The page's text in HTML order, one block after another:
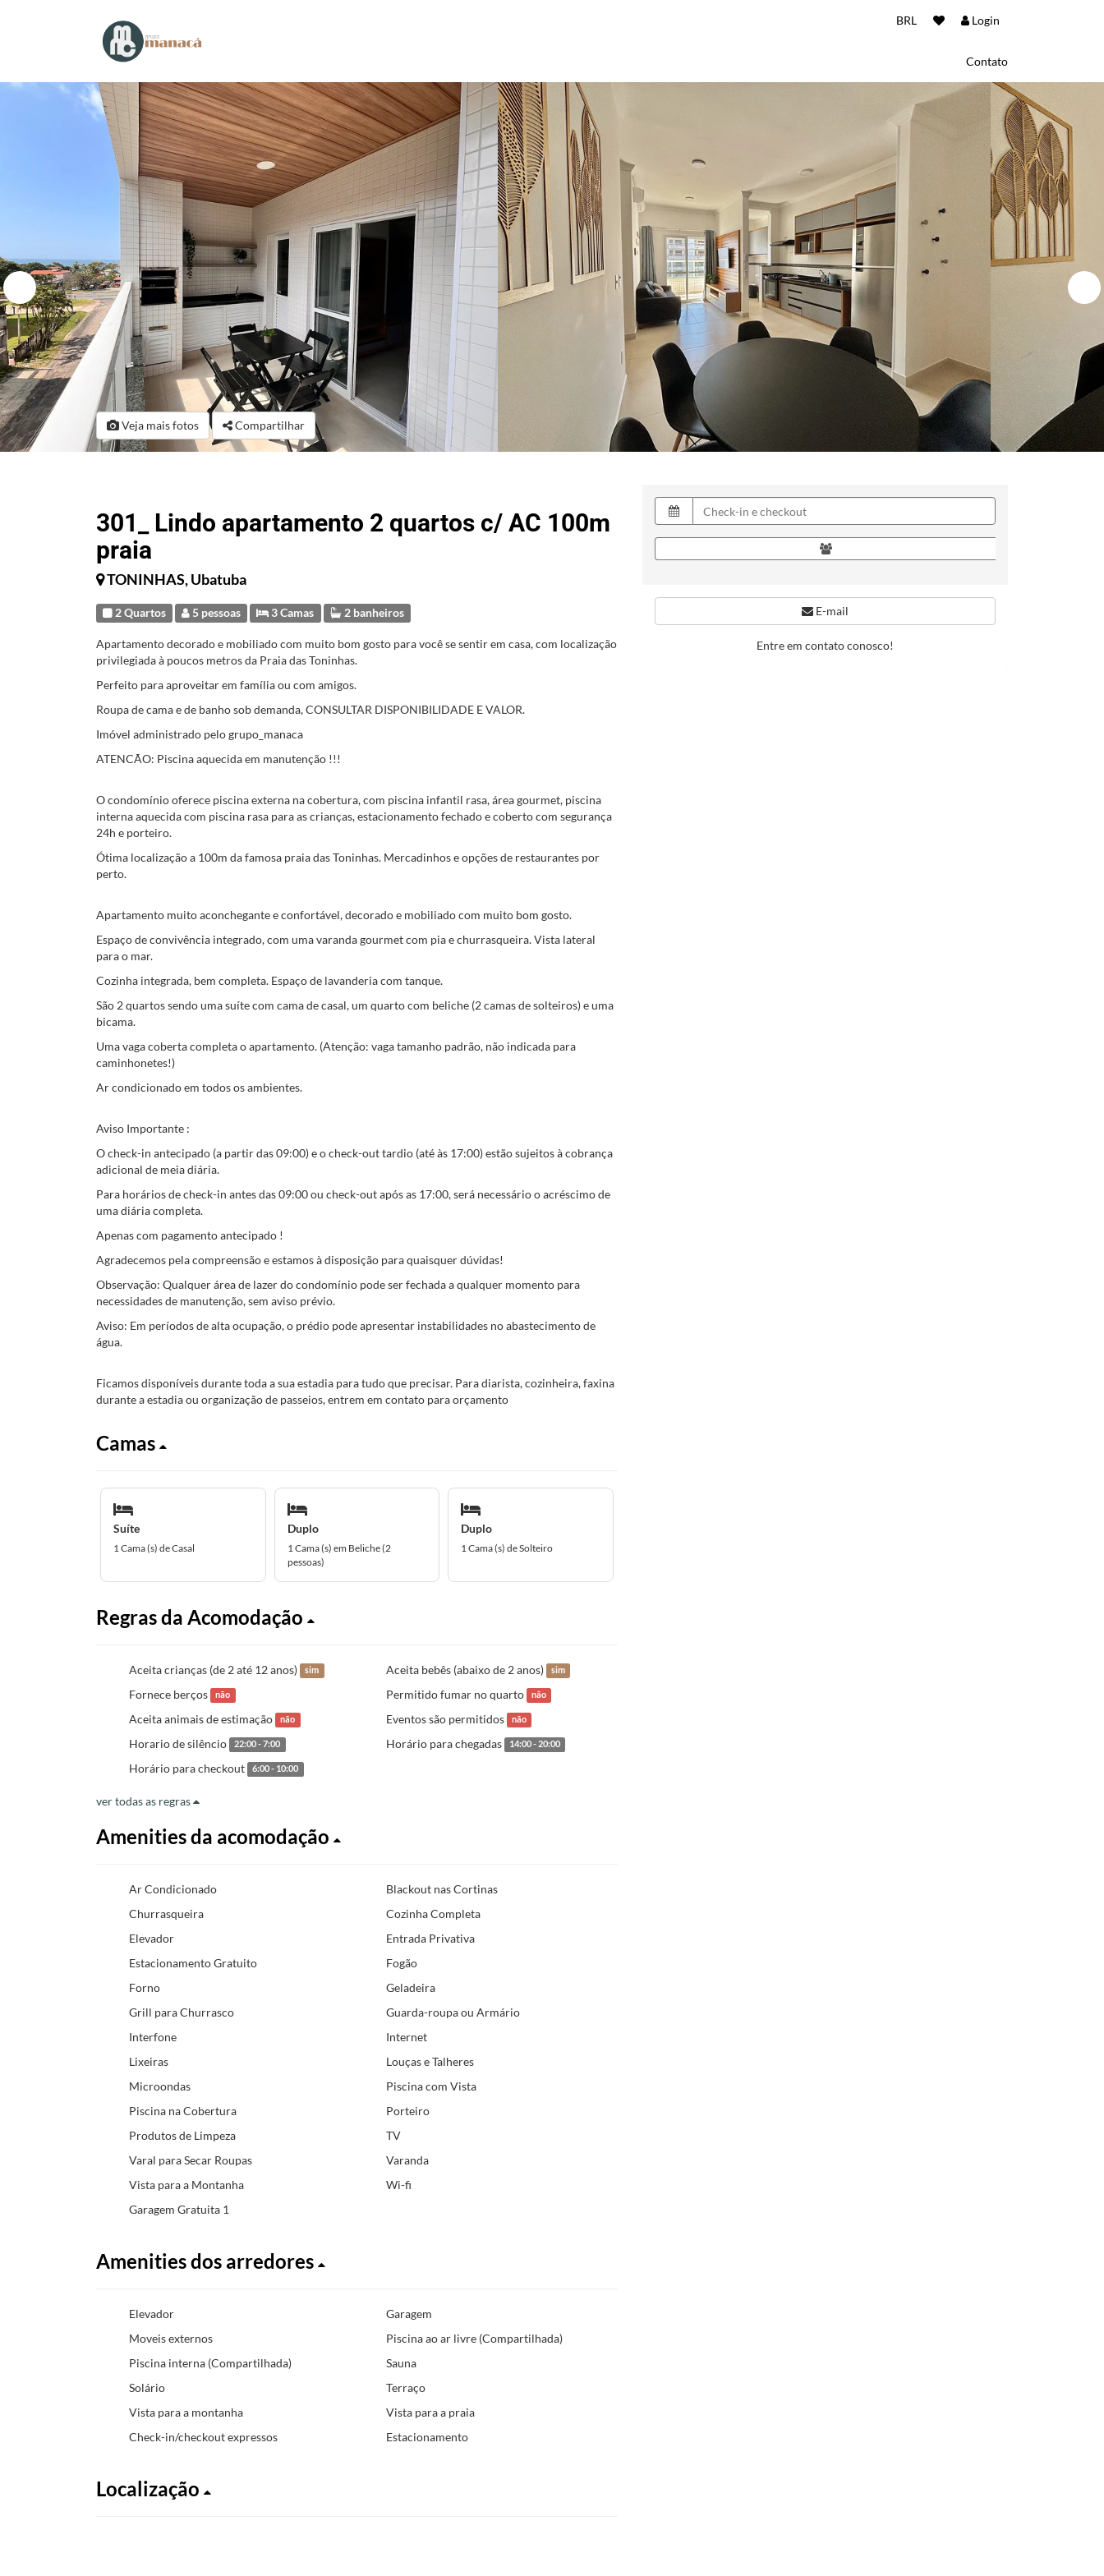
BRL Login
Contato
Veja mais fotos Compartilhar
301_ Lindo apartamento 2 quartos c/ AC 100m
praia
TONINHAS, Ubatuba
2 Quartos 5 pessoas 3 Camas 2 banheiros
Apartamento decorado e mobiliado com muito bom gosto para você se sentir em casa, com localização
privilegiada à poucos metros da Praia das Toninhas.
Perfeito para aproveitar em família ou com amigos.
Roupa de cama e de banho sob demanda, CONSULTAR DISPONIBILIDADE E VALOR.
Imóvel administrado pelo grupo_manaca
ATENCÃO: Piscina aquecida em manutenção !!!
O condomínio oferece piscina externa na cobertura, com piscina infantil rasa, área gourmet, piscina
interna aquecida com piscina rasa para as crianças, estacionamento fechado e coberto com segurança
24h e porteiro.
Ótima localização a 100m da famosa praia das Toninhas. Mercadinhos e opções de restaurantes por
perto.
Apartamento muito aconchegante e confortável, decorado e mobiliado com muito bom gosto.
Espaço de convivência integrado, com uma varanda gourmet com pia e churrasqueira. Vista lateral
para o mar.
Cozinha integrada, bem completa. Espaço de lavanderia com tanque.
São 2 quartos sendo uma suíte com cama de casal, um quarto com beliche (2 camas de solteiros) e uma
bicama.
Uma vaga coberta completa o apartamento. (Atenção: vaga tamanho padrão, não indicada para
caminhonetes!)
Ar condicionado em todos os ambientes.
Aviso Importante :
O check-in antecipado (a partir das 09:00) e o check-out tardio (até às 17:00) estão sujeitos à cobrança
adicional de meia diária.
Para horários de check-in antes das 09:00 ou check-out após as 17:00, será necessário o acréscimo de
uma diária completa.
Apenas com pagamento antecipado !
Agradecemos pela compreensão e estamos à disposição para quaisquer dúvidas!
Observação: Qualquer área de lazer do condomínio pode ser fechada a qualquer momento para
necessidades de manutenção, sem aviso prévio.
Aviso: Em períodos de alta ocupação, o prédio pode apresentar instabilidades no abastecimento de
água.
Ficamos disponíveis durante toda a sua estadia para tudo que precisar. Para diarista, cozinheira, faxina
durante a estadia ou organização de passeios, entrem em contato para orçamento
Camas
Suíte
1 Cama (s) de Casal
Duplo
1 Cama (s) em Beliche (2
pessoas)
Duplo
1 Cama (s) de Solteiro
Regras da Acomodação
Aceita crianças (de 2 até 12 anos) sim Aceita bebês (abaixo de 2 anos) sim
Fornece berços não Permitido fumar no quarto não
Aceita animais de estimação não Eventos são permitidos não
Horario de silêncio 22:00 - 7:00 Horário para chegadas 14:00 - 20:00
Horário para checkout 6:00 - 10:00
ver todas as regras
Amenities da acomodação
Ar Condicionado
Blackout nas Cortinas
Churrasqueira
Cozinha Completa
Elevador
Entrada Privativa
Estacionamento Gratuito
Fogão
Forno
Geladeira
Grill para Churrasco
Guarda-roupa ou Armário
Interfone
Internet
Lixeiras
Louças e Talheres
Microondas
Piscina com Vista
Piscina na Cobertura
Porteiro
Produtos de Limpeza
TV
Varal para Secar Roupas
Varanda
Vista para a Montanha
Wi-fi
Garagem Gratuita 1
Amenities dos arredores
Elevador
Garagem
Moveis externos
Piscina ao ar livre (Compartilhada)
Piscina interna (Compartilhada)
Sauna
Solário
Terraço
Vista para a montanha
Vista para a praia
Check-in/checkout expressos
Estacionamento
Localização
E-mail
Entre em contato conosco!